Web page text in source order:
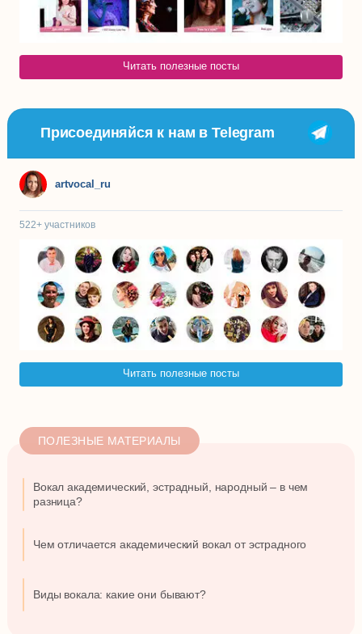
Читать полезные посты
Присоединяйся к нам в Telegram
artvocal_ru
522+ участников
Читать полезные посты
ПОЛЕЗНЫЕ МАТЕРИАЛЫ
Вокал академический, эстрадный, народный – в чем
разница?
Чем отличается академический вокал от эстрадного
Виды вокала: какие они бывают?